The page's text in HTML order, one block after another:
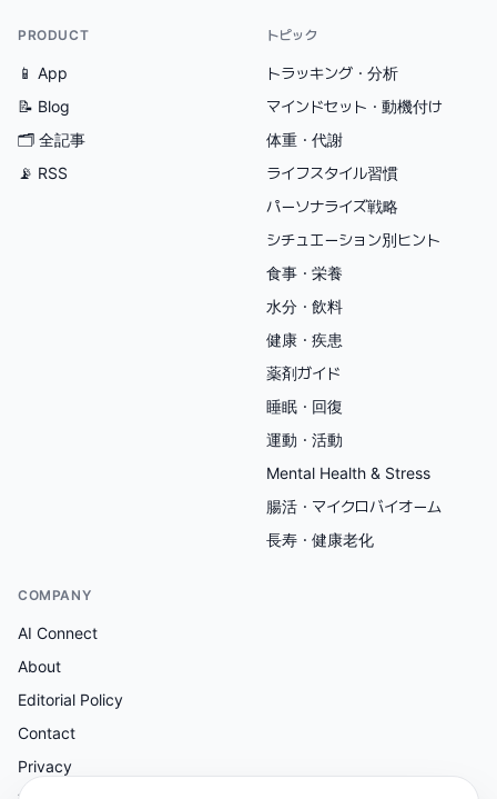
PRODUCT
📱 App
📝 Blog
🗂 全記事
📡 RSS
トピック
トラッキング・分析
マインドセット・動機付け
体重・代謝
ライフスタイル習慣
パーソナライズ戦略
シチュエーション別ヒント
食事・栄養
水分・飲料
健康・疾患
薬剤ガイド
睡眠・回復
運動・活動
Mental Health & Stress
腸活・マイクロバイオーム
長寿・健康老化
COMPANY
AI Connect
About
Editorial Policy
Contact
Privacy